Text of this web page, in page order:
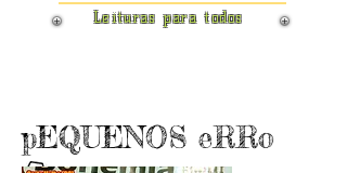
Leituras para todos
pEQUENOS eRRo